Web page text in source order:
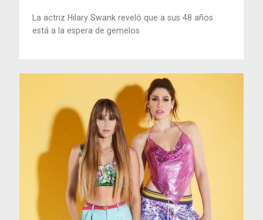
La actriz Hilary Swank reveló que a sus 48 años
está a la espera de gemelos